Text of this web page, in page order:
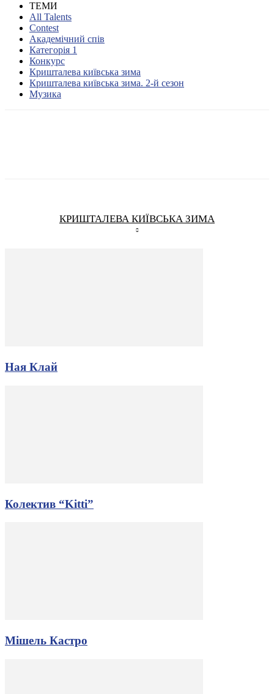
ТЕМИ
All Talents
Contest
Академічний спів
Категорія 1
Конкурс
Кришталева київська зима
Кришталева київська зима. 2-й сезон
Музика
КРИШТАЛЕВА КИЇВСЬКА ЗИМА
Ная Клай
Колектив “Kitti”
Мішель Кастро